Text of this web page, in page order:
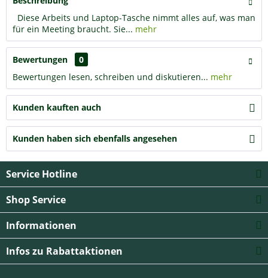
Diese Arbeits und Laptop-Tasche nimmt alles auf, was man
für ein Meeting braucht. Sie... mehr
Bewertungen
0
Bewertungen lesen, schreiben und diskutieren... mehr
Kunden kauften auch
Kunden haben sich ebenfalls angesehen
Service Hotline
Shop Service
Informationen
Infos zu Rabattaktionen